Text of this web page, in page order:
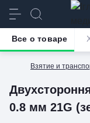
Взятие и
0.8 мм 21G
Все о товаре